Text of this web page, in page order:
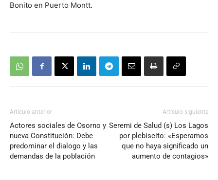
Bonito en Puerto Montt.
Artículo anterior
Actores sociales de Osorno y
nueva Constitución: Debe
predominar el dialogo y las
demandas de la población
Artículo siguiente
Seremi de Salud (s) Los Lagos
por plebiscito: «Esperamos
que no haya significado un
aumento de contagios»